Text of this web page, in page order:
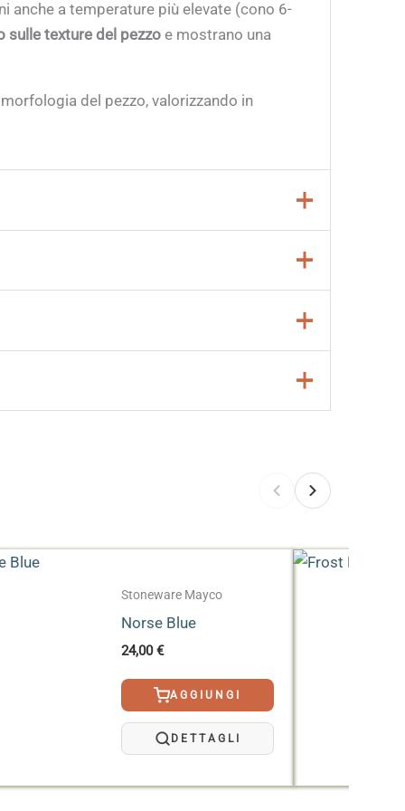
anche a temperature più elevate (cono 6-
sulle texture del pezzo e mostrano una
del pezzo, valorizzando in
si utilizzando altri smalti;
largo e morbido;
altri smalti.
superficiale viene eliminata tramite cotture
il dinnerware, si consiglia di consultare la
Stoneware Mayco
Norse Blue
24,00€
AGGIUNGI
DETTAGLI